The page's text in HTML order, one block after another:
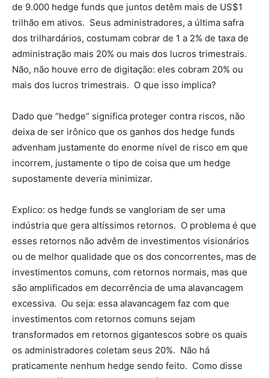
de 9.000 hedge funds que juntos detêm mais de US$1
trilhão em ativos. Seus administradores, a última safra
dos trilhardários, costumam cobrar de 1 a 2% de taxa de
administração mais 20% ou mais dos lucros trimestrais.
Não, não houve erro de digitação: eles cobram 20% ou
mais dos lucros trimestrais. O que isso implica?
Dado que “hedge” significa proteger contra riscos, não
deixa de ser irônico que os ganhos dos hedge funds
advenham justamente do enorme nível de risco em que
incorrem, justamente o tipo de coisa que um hedge
supostamente deveria minimizar.
Explico: os hedge funds se vangloriam de ser uma
indústria que gera altíssimos retornos. O problema é que
esses retornos não advêm de investimentos visionários
ou de melhor qualidade que os dos concorrentes, mas de
investimentos comuns, com retornos normais, mas que
são amplificados em decorrência de uma alavancagem
excessiva. Ou seja: essa alavancagem faz com que
investimentos com retornos comuns sejam
transformados em retornos gigantescos sobre os quais
os administradores coletam seus 20%. Não há
praticamente nenhum hedge sendo feito. Como disse